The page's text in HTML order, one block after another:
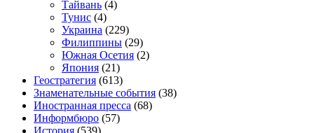
Тайвань (4)
Тунис (4)
Украина (229)
Филиппины (29)
Южная Осетия (2)
Япония (21)
Геостратегия (613)
Знаменательные события (38)
Иностранная пресса (68)
Информбюро (57)